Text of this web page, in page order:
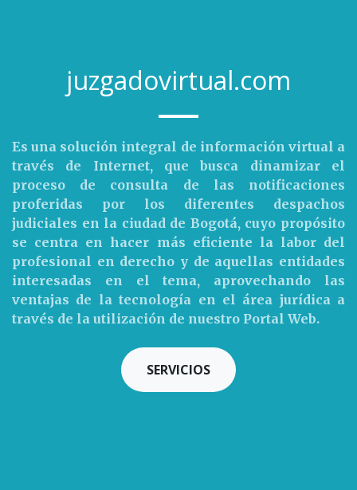
juzgadovirtual.com
Es una solución integral de información virtual a
través de Internet, que busca dinamizar el
proceso de consulta de las notificaciones
proferidas por los diferentes despachos
judiciales en la ciudad de Bogotá, cuyo propósito
se centra en hacer más eficiente la labor del
profesional en derecho y de aquellas entidades
interesadas en el tema, aprovechando las
ventajas de la tecnología en el área jurídica a
través de la utilización de nuestro Portal Web.
SERVICIOS